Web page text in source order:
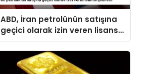
ABD, İran petrolünün satışına
geçici olarak izin veren lisansı
iptal etti